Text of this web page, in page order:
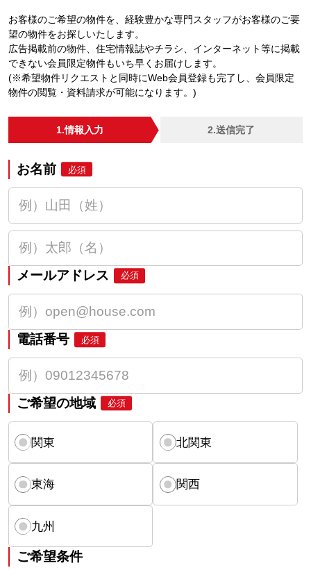
お客様のご希望の物件を、経験豊かな専門スタッフがお客様のご要
望の物件をお探しいたします。
広告掲載前の物件、住宅情報誌やチラシ、インターネット等に掲載
できない会員限定物件もいち早くお届けします。
(※希望物件リクエストと同時にWeb会員登録も完了し、会員限定
物件の閲覧・資料請求が可能になります。)
1.情報入力 2.送信完了
お名前 必須
メールアドレス 必須
電話番号 必須
ご希望の地域 必須
関東 北関東
東海 関西
九州
ご希望条件